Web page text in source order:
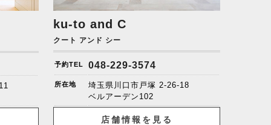
ku-to and C
クート アンド シー
予約TEL 048-229-3574
所在地
埼玉県川口市戸塚 2-26-18
ベルアーデン102
店舗情報を見る